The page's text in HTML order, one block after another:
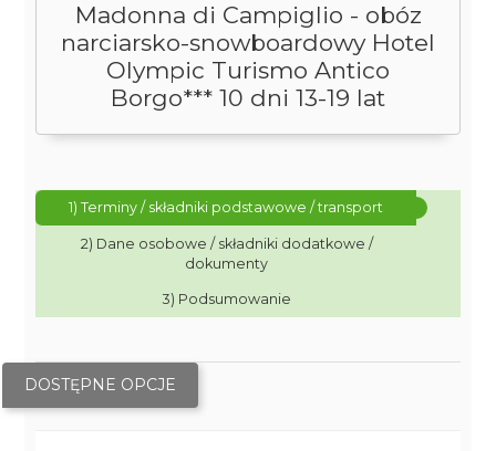
Madonna di Campiglio - obóz
narciarsko-snowboardowy Hotel
Olympic Turismo Antico
Borgo*** 10 dni 13-19 lat
1) Terminy / składniki podstawowe / transport
2) Dane osobowe / składniki dodatkowe /
dokumenty
3) Podsumowanie
DOSTĘPNE OPCJE